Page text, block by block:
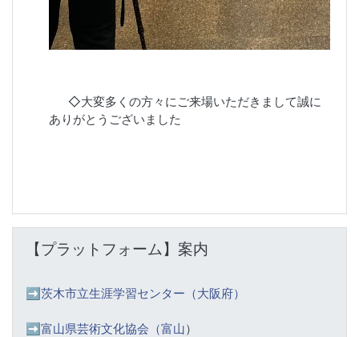
◇大変多くの方々にご来場いただきまして誠に
ありがとうございました
【プラットフォーム】案内
➡️ 茨木市立生涯学習センター（大阪府）
➡️富山県芸術文化協会（富山）